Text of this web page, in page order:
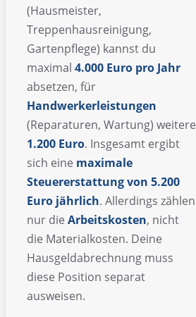
(Hausmeister,
Treppenhausreinigung,
Gartenpflege) kannst du
maximal 4.000 Euro pro Jahr
absetzen, für
Handwerkerleistungen
(Reparaturen, Wartung) weitere
1.200 Euro. Insgesamt ergibt
sich eine maximale
Steuererstattung von 5.200
Euro jährlich. Allerdings zählen
nur die Arbeitskosten, nicht
die Materialkosten. Deine
Hausgeldabrechnung muss
diese Position separat
ausweisen.